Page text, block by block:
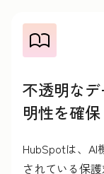
不透明な
明性を確保
HubSpotは、
されている保